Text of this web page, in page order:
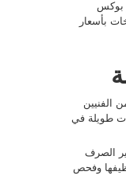
بوكس
بأسعار
الفنيين
طويلة في
الصرف
وفحص